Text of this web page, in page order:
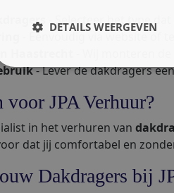
- Selecteer het type
- Eenvoudig via website of
Haastrecht
- Lever de dakdragers
voor JPA Verhuur?
in het verhuren van
dat jij comfortabel en
Dakdragers bij
DETAILS WEERGEVEN